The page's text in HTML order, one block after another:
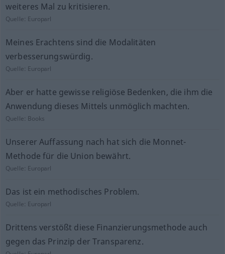
weiteres Mal zu kritisieren.
Quelle: Europarl
Meines Erachtens sind die Modalitäten
verbesserungswürdig.
Quelle: Europarl
Aber er hatte gewisse religiöse Bedenken, die ihm die
Anwendung dieses Mittels unmöglich machten.
Quelle: Books
Unserer Auffassung nach hat sich die Monnet-
Methode für die Union bewährt.
Quelle: Europarl
Das ist ein methodisches Problem.
Quelle: Europarl
Drittens verstößt diese Finanzierungsmethode auch
gegen das Prinzip der Transparenz.